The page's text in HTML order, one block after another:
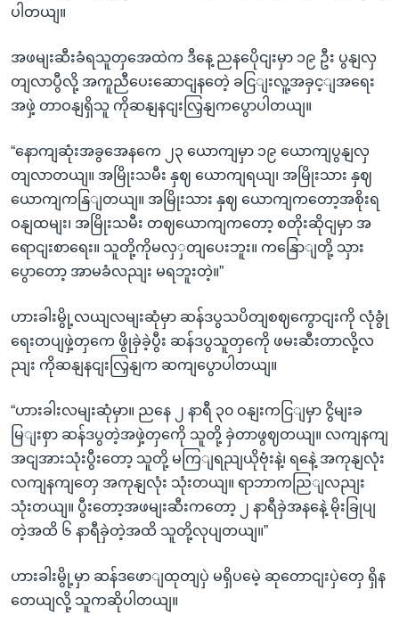
ပါတယျ။
အဖမျးဆီးခံရသူတှအေထဲက ဒီနေ့ ညနပေိုငျးမှာ ၁၉ ဦး ပွနျလှ
တျလာပွီလို့ အကူညီပေးဆောငျနတေဲ့ ခငြျးလူ့အခှင့ျအရေး
အဖှဲ့ တာဝနျရှိသူ ကိုဆနျနငျးလြှနျကပွောပါတယျ။
“နောကျဆုံးအခွအေနကေ ၂၃ ယောကျမှာ ၁၉ ယောကျပွနျလှ
တျလာတယျ။ အမြိုးသမီး နှဈ ယောကျရယျ၊ အမြိုးသား နှဈ
ယောကျကနြျတယျ။ အမြိုးသား နှဈ ယောကျကတော့အစိုးရ
ဝနျထမျး၊ အမြိုးသမီး တဈယောကျကတော့ စတိုးဆိုငျမှာ အ
ရောငျးစာရေး။ သူတို့ကိုမလှှတျပေးဘူး။ ကနြောျတို့ သှား
ပွောတော့ အာမခံလညျး မရဘူးတဲ့။”
ဟားခါးမွို့လယျလမျးဆုံမှာ ဆန်ဒပွသပိတျစဈကွောငျးကို လုံခွုံ
ရေးတပျဖှဲ့တှကေ ဖွိုခှဲခဲ့ပွီး ဆန်ဒပွသူတှကေို ဖမးဆီးတာလို့လ
ညျး ကိုဆနျနငျးလြှနျက ဆကျပွောပါတယျ။
“ဟားခါးလမျးဆုံမှာ။ ညနေ ၂ နာရီ ၃၀ ဝနျးကငြျမှာ ငွိမျးခ
မြျးစှာ ဆန်ဒပွတဲ့အဖှဲ့တှကေို သူတို့ ခှဲတာဖွဈတယျ။ လကျနကျ
အငျအားသုံးပွီးတော့ သူတို့ မကြျရညျယိုဗုံးနဲ့၊ ရနေဲ့ အကုနျလုံး
လကျနကျတှေ အကုနျလုံး သုံးတယျ။ ရာဘာကညြျလညျး
သုံးတယျ။ ပွီးတော့အဖမျးဆီးကတော့ ၂ နာရီခှဲအနနေဲ့ မိုးခြုပျ
တဲ့အထိ ၆ နာရီခှဲတဲ့အထိ သူတို့လုပျတယျ။”
ဟားခါးမွို့မှာ ဆန်ဒဖောျထုတျပှဲ မရှိပမေဲ့ ဆုတောငျးပှဲတှေ ရှိန
တေယျလို့ သူကဆိုပါတယျ။